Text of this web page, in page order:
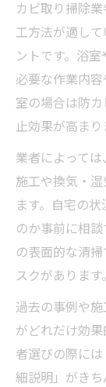
カビ取り掃除
工方法が適し
ントです。浴
必要な作業内
室の場合は防
止効果が高まり
業者によって
施工や換気・
ます。自宅の
のか事前に相
の表面的な清
スクがあります。
過去の事例や
がどれだけ効
者選びの際に
細説明」がき